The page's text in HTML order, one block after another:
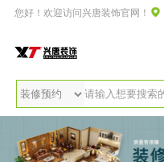
您好！欢迎访问兴唐装饰官网！